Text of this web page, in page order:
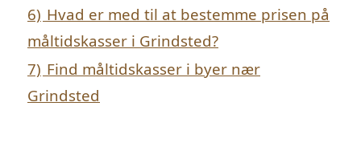
6) Hvad er med til at bestemme prisen på
måltidskasser i Grindsted?
7) Find måltidskasser i byer nær
Grindsted